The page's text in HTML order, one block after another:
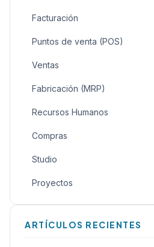
Facturación
Puntos de venta (POS)
Ventas
Fabricación (MRP)
Recursos Humanos
Compras
Studio
Proyectos
Calidad
General
ARTÍCULOS RECIENTES